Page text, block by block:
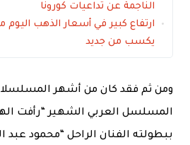
الناجمة عن تداعيات كورونا
يكسب من جديد
ومن ثم فقد كان من أشهر
المسلسل العربي الشهير “رأفت
ببطولته الفنان الراحل “محمود عبد